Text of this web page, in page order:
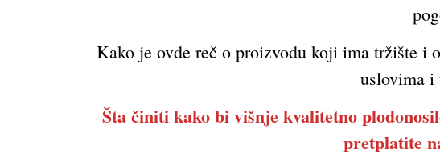
Kako je ovde reč o proizvodu koji ima tržište i
uslovima i
Šta činiti kako bi višnje kvalitetno
pretplatite